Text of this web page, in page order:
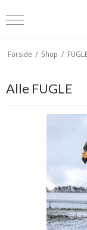
Forside / Shop /
Alle FUGLE